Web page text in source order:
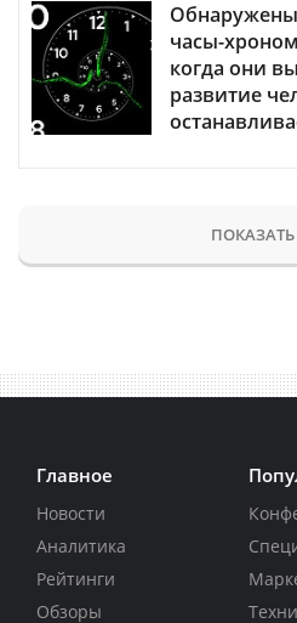
часы-
когда они
развитие
Главное
Новости
Аналитика
Рейтинги
Обзоры